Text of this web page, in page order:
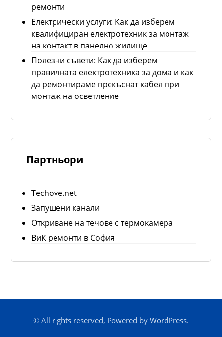
ремонти
Електрически услуги: Как да изберем
квалифициран електротехник за монтаж
на контакт в панелно жилище
Полезни съвети: Как да изберем
правилната електротехника за дома и как
да ремонтираме прекъснат кабел при
монтаж на осветление
Партньори
Techove.net
Запушени канали
Откриване на течове с термокамера
ВиК ремонти в София
© All rights reserved, Powered by WordPress.